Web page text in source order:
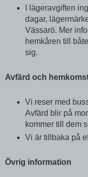
I lägeravgiften
dagar,
Vässarö. Mer
hemkåren till
sig.
Avfärd och
Vi reser med
Avfärd blir på
kommer till dem
Vi är tillbaka på
Övrig information